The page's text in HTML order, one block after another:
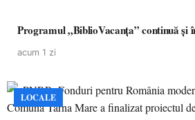
Programul „BiblioVacanța” continuă și
acum 1 zi
LOCALE